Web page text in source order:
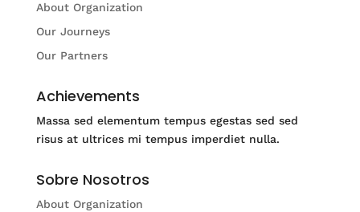
About Organization
Our Journeys
Our Partners
Achievements
Massa sed elementum tempus egestas sed sed
risus at ultrices mi tempus imperdiet nulla.
Sobre Nosotros
About Organization